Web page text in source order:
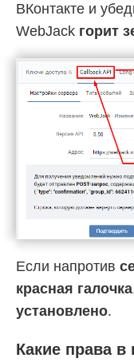
ВКонтакте и
WebJack горит
Если напротив
красная галочка
установлено.
Какие права в